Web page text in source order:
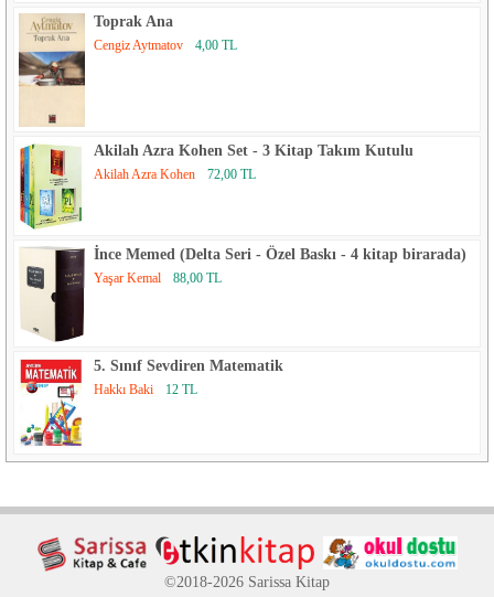
Toprak Ana
Cengiz Aytmatov 4,00 TL
Akilah Azra Kohen Set - 3 Kitap Takım Kutulu
Akilah Azra Kohen 72,00 TL
İnce Memed (Delta Seri - Özel Baskı - 4 kitap birarada)
Yaşar Kemal 88,00 TL
5. Sınıf Sevdiren Matematik
Hakkı Baki 12 TL
©2018-2026 Sarissa Kitap